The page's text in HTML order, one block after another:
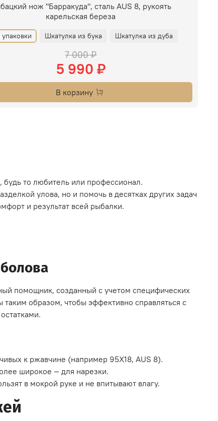
нож "Барракуда", сталь AUS 8, рукоять
карельская береза
Шкатулка из бука Шкатулка из дуба
7 000 ₽
5 990 ₽
В корзину
то любитель или профессионал.
улова, но и помочь в десятках других задач
и результат всей рыбалки.
помощник, созданный с учетом специфических
образом, чтобы эффективно справляться с
к ржавчине (например 95Х18, AUS 8).
широкое — для нарезки.
в мокрой руке и не впитывают влагу.